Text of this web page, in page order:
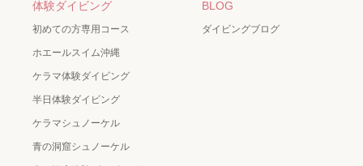
体験ダイビング
初めての方専用コース
ホエールスイム沖縄
ケラマ体験ダイビング
半日体験ダイビング
ケラマシュノーケル
青の洞窟シュノーケル
BLOG
ダイビングブログ